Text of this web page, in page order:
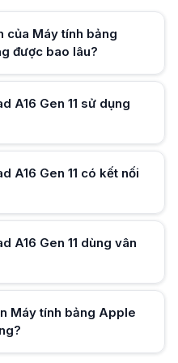
kết nối được bàn phím không?
vân tay hay khuôn mặt?
khóa bằng vân tay) tích hợp,
Apple Ipad A16 Gen 11 có tốt
Atmos, mang lại trải nghiệm
của Máy tính bảng
được bao lâu?
A16 Gen 11 sử dụng
A16 Gen 11 có kết nối
A16 Gen 11 dùng vân
Máy tính bảng Apple